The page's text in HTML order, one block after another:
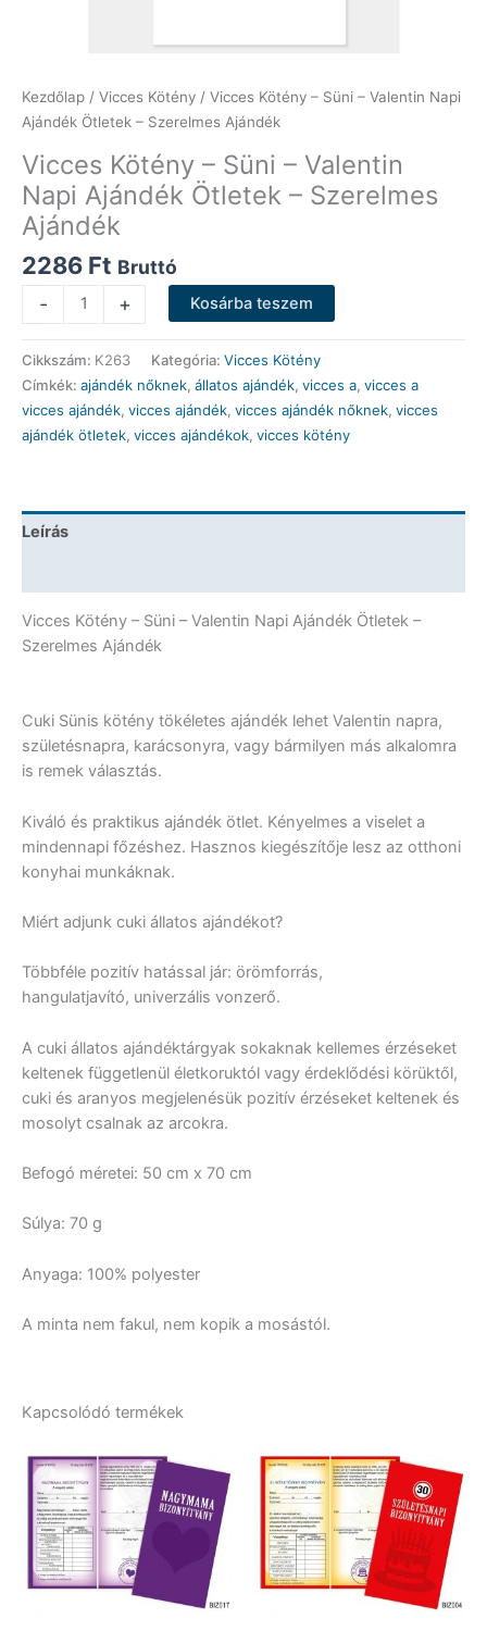
Kezdőlap / Vicces Kötény / Vicces Kötény – Süni – Valentin Napi
Ajándék Ötletek – Szerelmes Ajándék
Vicces Kötény – Süni – Valentin
Napi Ajándék Ötletek – Szerelmes
Ajándék
2286 Ft Bruttó
-
Kötény
-
Süni
-
Valentin
Napi
-
mennyiség
+ Kosárba teszem
Cikkszám: K263 Kategória: Vicces Kötény
Címkék: ajándék nőknek, állatos ajándék, vicces a, vicces a
vicces ajándék, vicces ajándék, vicces ajándék nőknek, vicces
ajándék ötletek, vicces ajándékok, vicces kötény
Leírás
Vicces Kötény – Süni – Valentin Napi Ajándék Ötletek –
Szerelmes Ajándék
Cuki Sünis kötény tökéletes ajándék lehet Valentin napra,
születésnapra, karácsonyra, vagy bármilyen más alkalomra
is remek választás.
Kiváló és praktikus ajándék ötlet. Kényelmes a viselet a
mindennapi főzéshez. Hasznos kiegészítője lesz az otthoni
konyhai munkáknak.
Miért adjunk cuki állatos ajándékot?
Többféle pozitív hatással jár: örömforrás,
hangulatjavító, univerzális vonzerő.
A cuki állatos ajándéktárgyak sokaknak kellemes érzéseket
keltenek függetlenül életkoruktól vagy érdeklődési körüktől,
cuki és aranyos megjelenésük pozitív érzéseket keltenek és
mosolyt csalnak az arcokra.
Befogó méretei: 50 cm x 70 cm
Súlya: 70 g
Anyaga: 100% polyester
A minta nem fakul, nem kopik a mosástól.
Kapcsolódó termékek